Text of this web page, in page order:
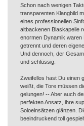
Schon nach wenigen
transparenten Klangbild
eines professionellen
altbackenen Blaskapelle
enormen Dynamik
getrennt und deren
Und dennoch, der
und schlüssig.
Zweifellos hast Du einen
weißt, die Tore müssen
gelungen! -- Aber auch
perfekten Ansatz, ihre
Soloeinsätzen glänzen.
beeindruckend toll